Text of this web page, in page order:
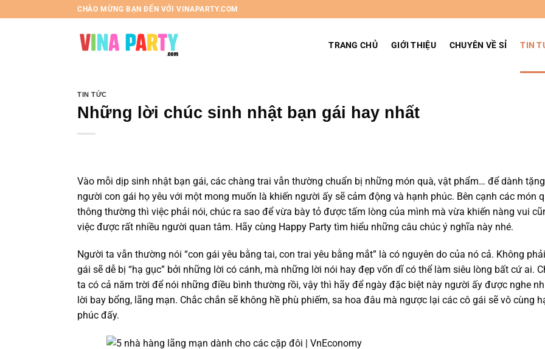
đến
CHÀO MỪNG BẠN ĐẾN VỚI VINAPARTY.COM
TRANG CHỦ GIỚI THIỆU CHUYÊN VỀ SỈ TIN
TIN TỨC
Những lời chúc sinh nhật bạn gái hay nhất
Vào mỗi dịp sinh nhật bạn gái, các chàng trai vẫn thường chuẩn bị những món quà, vật phẩm… để dành
người con gái họ yêu với một mong muốn là khiến người ấy sẽ cảm động và hạnh phúc. Bên cạnh các món
thông thường thì việc phải nói, chúc ra sao để vừa bày tỏ được tấm lòng của mình mà vừa khiến nàng vui
việc được rất nhiều người quan tâm. Hãy cùng Happy Party tìm hiểu những câu chúc ý nghĩa này nhé.
Người ta vẫn thường nói “con gái yêu bằng tai, con trai yêu bằng mắt” là có nguyên do của nó cả. Không
gái sẽ dễ bị “hạ gục” bởi những lời có cánh, mà những lời nói hay đẹp vốn dĩ có thể làm siêu lòng bất cứ ai.
ta có cả năm trời để nói những điều bình thường rồi, vậy thì hãy để ngày đặc biệt này người ấy được nghe
lời bay bổng, lãng mạn. Chắc chắn sẽ không hề phù phiếm, sa hoa đâu mà ngược lại các cô gái sẽ vô cùng
phúc đấy.